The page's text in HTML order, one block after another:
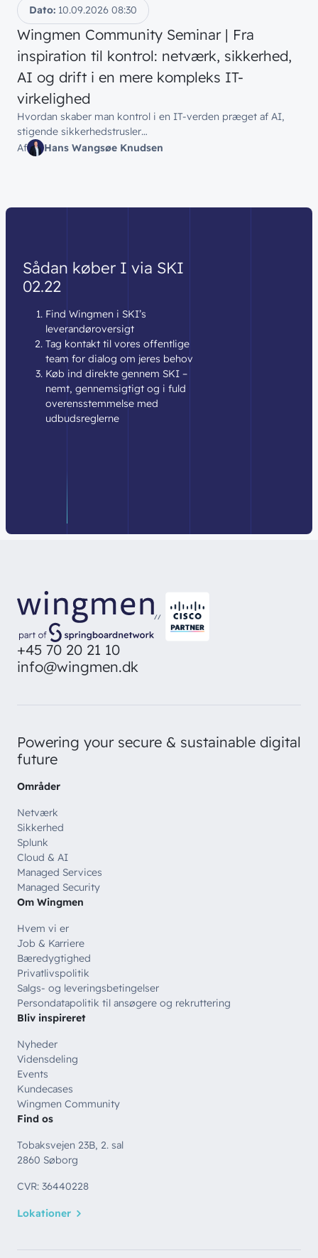
Dato: 10.09.2026 08:30
Wingmen Community Seminar | Fra
inspiration til kontrol: netværk, sikkerhed,
AI og drift i en mere kompleks IT-
virkelighed
Hvordan skaber man kontrol i en IT-verden præget af AI,
stigende sikkerhedstrusler…
Af
Hans Wangsøe Knudsen
Sådan køber I via SKI
02.22
Find Wingmen i SKI’s
leverandøroversigt
Tag kontakt til vores offentlige
team for dialog om jeres behov
Køb ind direkte gennem SKI –
nemt, gennemsigtigt og i fuld
overensstemmelse med
udbudsreglerne
//
+45 70 20 21 10
info@wingmen.dk
Powering your secure & sustainable digital
future
Områder
Netværk
Sikkerhed
Splunk
Cloud & AI
Managed Services
Managed Security
Om Wingmen
Hvem vi er
Job & Karriere
Bæredygtighed
Privatlivspolitik
Salgs- og leveringsbetingelser
Persondatapolitik til ansøgere og rekruttering
Bliv inspireret
Nyheder
Vidensdeling
Events
Kundecases
Wingmen Community
Find os
Tobaksvejen 23B, 2. sal
2860 Søborg
CVR: 36440228
Lokationer